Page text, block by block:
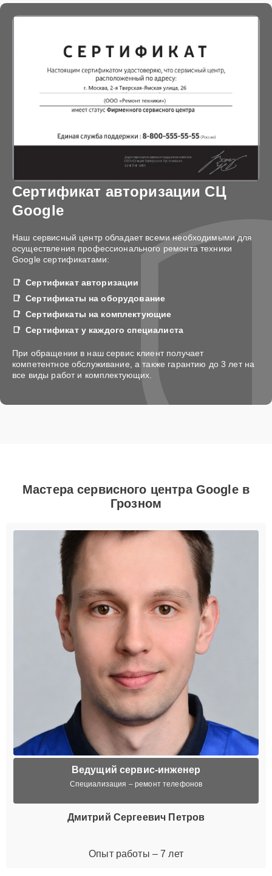
Сертификат авторизации СЦ
Google
Наш сервисный центр обладает всеми необходимыми для
осуществления профессионального ремонта техники
Google сертификатами:
Сертификат авторизации
Сертификаты на оборудование
Сертификаты на комплектующие
Сертификат у каждого специалиста
При обращении в наш сервис клиент получает
компетентное обслуживание, а также гарантию до 3 лет на
все виды работ и комплектующих.
Мастера сервисного центра Google в
Грозном
Ведущий сервис-инженер
Специализация – ремонт телефонов
Дмитрий Сергеевич Петров
Опыт работы – 7 лет